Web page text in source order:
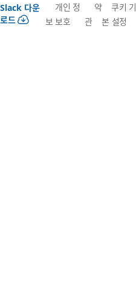
Slack 다운
로드
개인 정
보 보호
약
관
쿠키 기
본 설정